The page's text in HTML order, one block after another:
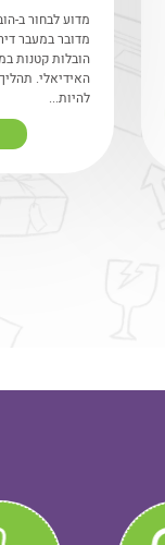
מדוע לבחור ב-
מדובר במעבר
הובלות קטנות
האידיאלי.
להיות...